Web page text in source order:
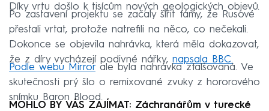
Díky vrtu došlo k tisícům nových geologických objevů.
Po zastavení projektu se začaly šířit fámy, že Rusové
přestali vrtat, protože natrefili na něco, co nečekali.
Dokonce se objevila nahrávka, která měla dokazovat,
že z díry vycházejí podivné nářky, napsala BBC.
Podle webu Mirrorale byla nahrávka zfalšovaná. Ve
skutečnosti prý šlo o remixované zvuky z hororového
snímku Baron Blood.
MOHLO BY VÁS ZAJÍMAT: Záchranářům v turecké